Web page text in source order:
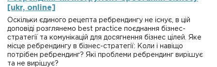
[ukr, online]
Оскільки єдиного рецепта ребрендингу не існує, в цій
доповіді розглянемо best practice поєднання бізнес-
стратегії та комунікацій для досягнення бізнес цілей. Яке
місце ребрендингу в бізнес-стратегії: Коли і навіщо
потрібен ребрендинг? Які проблеми ребрендинг вирішує
та не вирішує?